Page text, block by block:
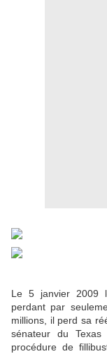
Le 5 janvier 2009
perdant par
millions, il perd sa
sénateur du
procédure de